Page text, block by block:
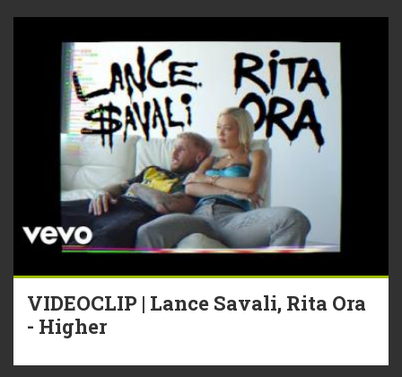
VIDEOCLIP | Lance Savali, Rita Ora
- Higher